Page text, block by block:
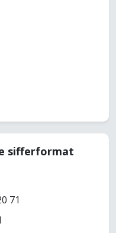
sifferformat
71